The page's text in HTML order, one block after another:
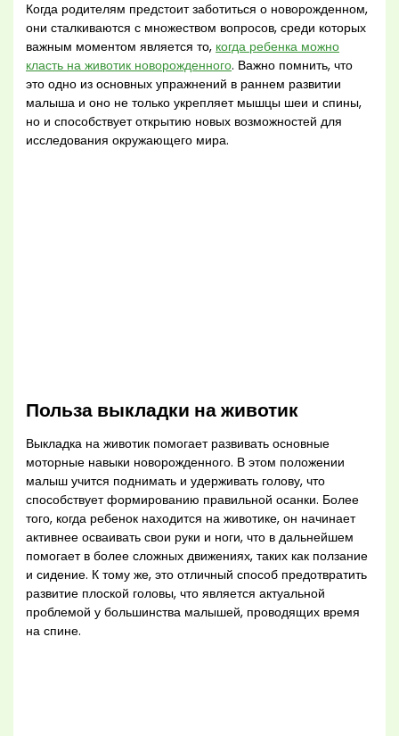
Когда родителям предстоит заботиться о новорожденном,
они сталкиваются с множеством вопросов, среди которых
важным моментом является то, когда ребенка можно
класть на животик новорожденного. Важно помнить, что
это одно из основных упражнений в раннем развитии
малыша и оно не только укрепляет мышцы шеи и спины,
но и способствует открытию новых возможностей для
исследования окружающего мира.
Польза выкладки на животик
Выкладка на животик помогает развивать основные
моторные навыки новорожденного. В этом положении
малыш учится поднимать и удерживать голову, что
способствует формированию правильной осанки. Более
того, когда ребенок находится на животике, он начинает
активнее осваивать свои руки и ноги, что в дальнейшем
помогает в более сложных движениях, таких как ползание
и сидение. К тому же, это отличный способ предотвратить
развитие плоской головы, что является актуальной
проблемой у большинства малышей, проводящих время
на спине.